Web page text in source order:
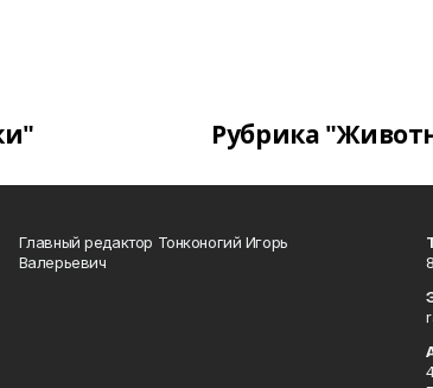
Рубрика
Главный редактор Тонконогий Игорь
Валерьевич